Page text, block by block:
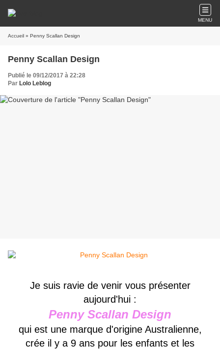
MENU
Accueil » Penny Scallan Design
Penny Scallan Design
Publié le 09/12/2017 à 22:28
Par Lolo Leblog
Je suis ravie de venir vous présenter
aujourd'hui :
Penny Scallan Design
qui est une marque d'origine Australienne,
crée il y a 9 ans pour les enfants et les